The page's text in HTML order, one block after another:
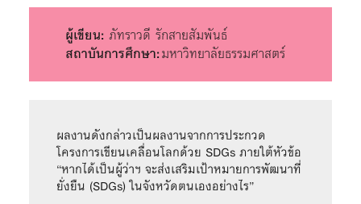
ผู้เขียน: ภัทราวดี รักสายสัมพันธ์
สถาบันการศึกษา:มหาวิทยาลัยธรรมศาสตร์
ผลงานดังกล่าวเป็นผลงานจากการประกวด
โครงการเขียนเคลื่อนโลกด้วย SDGs ภายใต้หัวข้อ
“หากได้เป็นผู้ว่าฯ จะส่งเสริมเป้าหมายการพัฒนาที่
ยั่งยืน (SDGs) ในจังหวัดตนเองอย่างไร”